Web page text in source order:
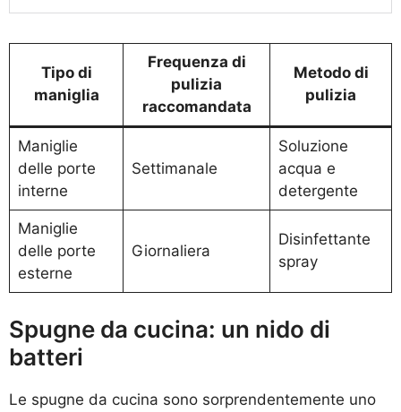
Tipo di
maniglia
Frequenza di
pulizia
raccomandata
Metodo di
pulizia
Maniglie
delle porte
interne
Settimanale
Soluzione
acqua e
detergente
Maniglie
delle porte
esterne
Giornaliera
Disinfettante
spray
Spugne da cucina: un nido di
batteri
Le spugne da cucina sono sorprendentemente uno